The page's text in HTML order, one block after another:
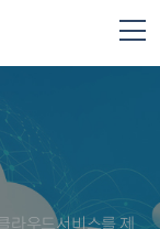
라우드서비스를 제